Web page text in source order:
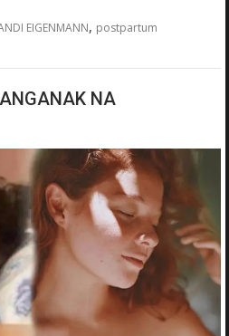
EIGENMANN, postpartum
NA